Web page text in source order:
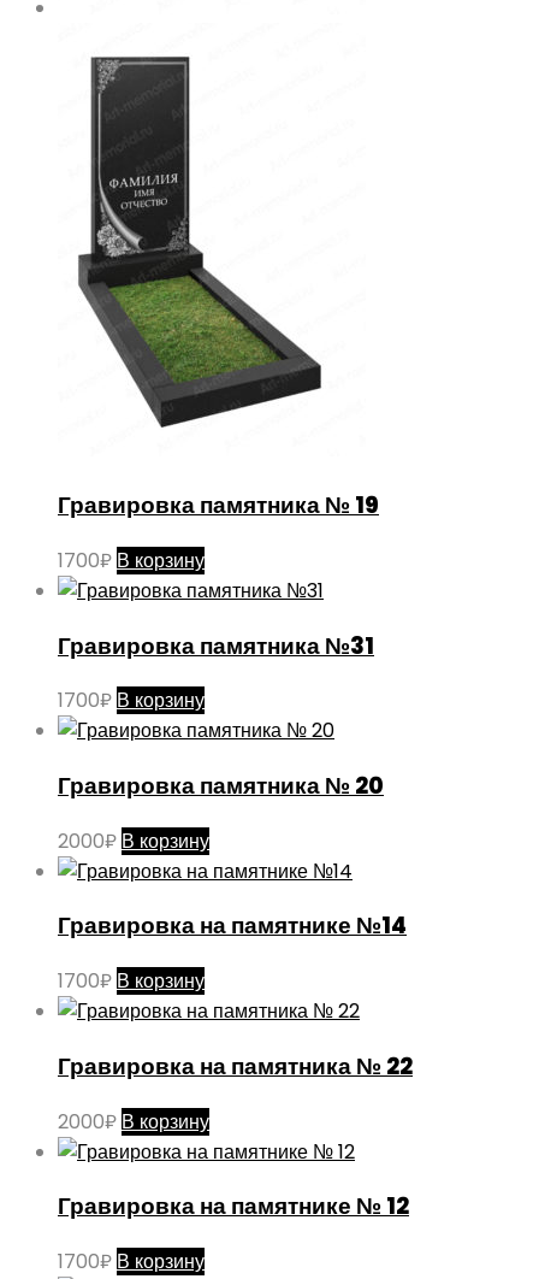
Гравировка памятника № 19
1700₽ В корзину
Гравировка памятника №31
1700₽ В корзину
Гравировка памятника № 20
2000₽ В корзину
Гравировка на памятнике №14
1700₽ В корзину
Гравировка на памятника № 22
2000₽ В корзину
Гравировка на памятнике № 12
1700₽ В корзину